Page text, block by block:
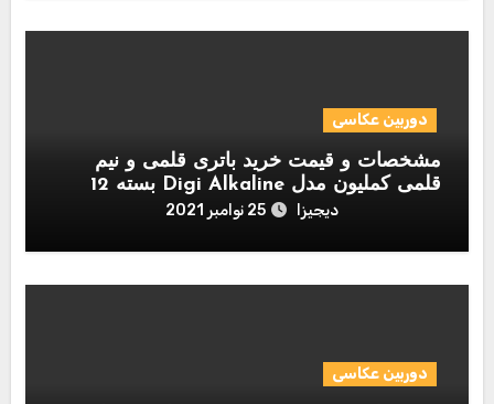
دوربین عکاسی
مشخصات و قیمت خرید باتری قلمی و نیم
قلمی کملیون مدل Digi Alkaline بسته 12
دیجیزا 25 نوامبر 2021
دوربین عکاسی